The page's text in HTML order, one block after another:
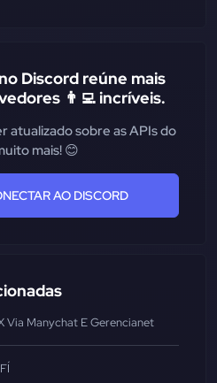
Discord reúne mais
👨‍💻 incríveis.
atualizado sobre as APIs do
mais! 😊
AO DISCORD
Via Manychat E Gerencianet